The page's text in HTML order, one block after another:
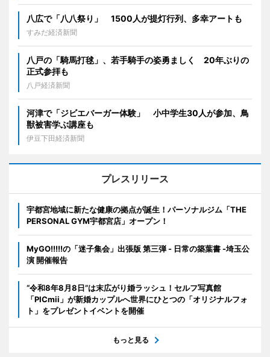
八広で「八八祭り」 1500人が提灯行列、多幸アートも
すみだ経済新聞
八戸の「騎馬打毬」、若手騎手の姿勇ましく 20年ぶりの
正式参拝も
八戸経済新聞
河津で「ジビエバーガー体験」 小中学生30人が参加、鳥
獣被害学ぶ講座も
伊豆下田経済新聞
プレスリリース
宇都宮地域に新たな健康の拠点が誕生！パーソナルジム「THE
PERSONAL GYM宇都宮店」オープン！
MyGO!!!!!の「迷子集会」出張版 第三弾 - 日常の築葉書 -埼玉公
演 開催報告
“令和8年8月8日”は末広がり婚ラッシュ！セルフ写真館
「PICmii」が新婚カップルへ世界にひとつの「オリジナルフォ
ト」をプレゼントイベントを開催
もっと見る